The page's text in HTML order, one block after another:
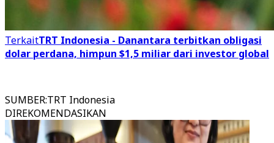
TerkaitTRT Indonesia - Danantara terbitkan obligasi
dolar perdana, himpun $1,5 miliar dari investor global
SUMBER:TRT Indonesia
DIREKOMENDASIKAN